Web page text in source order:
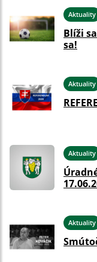
Aktuality
Blíži
sa!
Aktuality
Aktuality
Aktuality